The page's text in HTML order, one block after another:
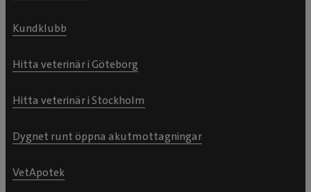
Kundklubb
Hitta veterinär i Göteborg
Hitta veterinär i Stockholm
Dygnet runt öppna akutmottagningar
VetApotek